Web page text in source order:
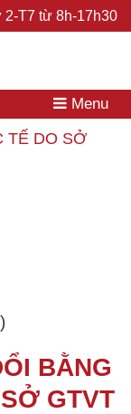
T7 từ 8h-17h30
Menu
TẾ DO SỞ
BẰNG
GTVT